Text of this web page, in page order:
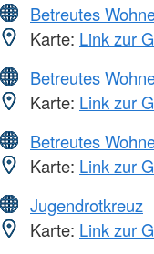
Betreutes
Karte: Link zur
Betreutes
Karte: Link zur
Betreutes
Karte: Link zur
Jugendrotkreuz
Karte: Link zur